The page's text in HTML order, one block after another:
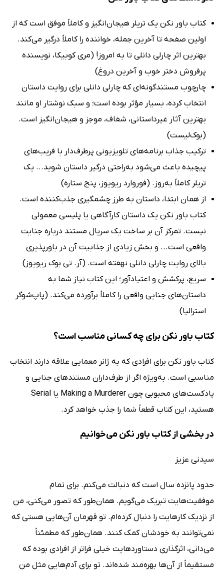
کتاب باور نکن یک تریلر هیجان‌انگیز و کاملاً موفق است که از
اولین صفحه تا آخرین جمله، خواننده را کاملاً درگیر می‌کند.
بهترین اثر چارلی دانلی تا به امروز! (مری کوبیکا، نویسنده
پرفروش دختر خوب و آخرین دروغ)
چارچوب مستندگونه‌ای که چارلی دانلی برای روایت داستان
انتخاب کرده، بسیار مؤثر بوده است؛ و سبک نوشتار او مانند
بهترین آثار غیرداستانی، شفاف، موجز و هیجان‌انگیز است.
(بوک‌لیست)
ترکیب جذاب برنامه‌های تلویزیونی پرطرف‌دار با فریب‌های
پیچیده باعث می‌شود به‌راحتی درگیر داستان شوید... یک
تریلر کاملاً به‌روز. (فوروارد ریویوز، پنج ستاره)
از همان ابتدا، داستان به طرز چشمگیری جذب‌کننده است.
کتاب باور نکن یک داستان کارآگاهی یا پلیسی معمولی
نیست. تمرکز آن بر ساخت یک سریال مستند درباره جنایت
واقعی است... و بخش زیادی از جذابیت آن در باورپذیری
بالای روایت چارلی دانلی نهفته است. (آر. تی بوک ریویوز)
سریع، پرکشش و اعتیادآور؛ این کتاب نیاز شما به
داستان‌های جنایی واقعی را کاملاً برآورده می‌کند. (پاپ‌شوگر
استرالیا)
کتاب باور نکن برای چه کسانی مناسب است؟
کتاب باور نکن برای افرادی که به ژانر معمایی علاقه دارند انتخاب
مناسبی است. به‌ویژه اگر از طرف‌داران مستندهای جنایی و
پادکست‌های محبوبی چون Making a Murderer یا Serial
هستید، این کتاب قطعاً شما را جذب خواهد کرد.
در بخشی از کتاب باور نکن می‌خوانیم
سیدنی عزیز
حدود پانزده سال است که دنبالت می‌کنم. برای تمام
موفقیت‌هایت تبریک می‌گویم. همان‌طور که تصور می‌کنی، من
از نزدیک کارهایت را دنبال کرده‌ام. تو قهرمان آن‌هایی هستی که
نمی‌توانند به خودشان کمک کنند. همان‌طور که مطمئناً
می‌دانی، اثرگذاری دستاوردهایت خیلی فراتر از افرادی بوده که
مستقیماً از آن‌ها بهره‌مند شده‌اند. تو برای آدم‌هایی مثل من